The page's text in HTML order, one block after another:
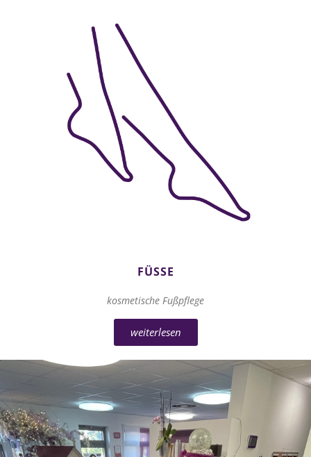
FÜSSE
kosmetische Fußpflege
weiterlesen